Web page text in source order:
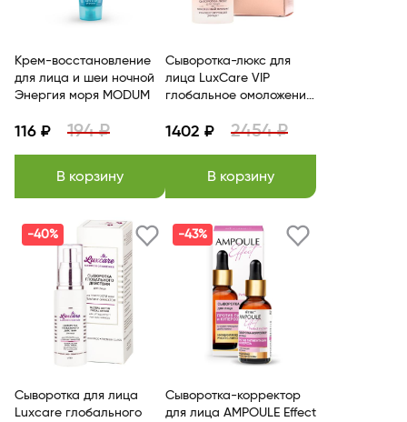
Крем-восстановление
для лица и шеи ночной
Энергия моря MODUM
116 ₽ 194 ₽
В корзину
Сыворотка-люкс для
лица LuxCare VIP
глобальное омоложение
1402 ₽ 2454 ₽
В корзину
-40%
Сыворотка для лица
Luxcare глобального
-43%
Сыворотка-корректор
для лица AMPOULE Effect